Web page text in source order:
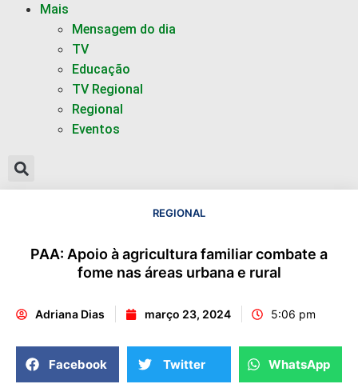
Mais
Mensagem do dia
TV
Educação
TV Regional
Regional
Eventos
REGIONAL
PAA: Apoio à agricultura familiar combate a
fome nas áreas urbana e rural
Adriana Dias março 23, 2024 5:06 pm
Facebook Twitter WhatsApp